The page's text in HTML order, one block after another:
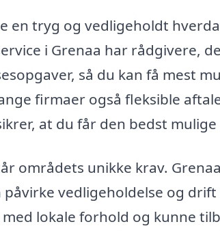
en tryg og vedligeholdt
i Grenaa har rådgivere,
så du kan få mest
firmaer også fleksible
at du får den bedst mulige
områdets unikke krav.
vedligeholdelse og drift
lokale forhold og kunne